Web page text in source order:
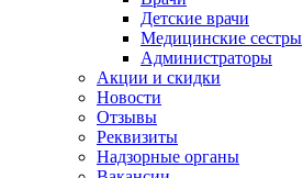
Детские врачи
Медицинские сестры
Администраторы
Акции и скидки
Новости
Отзывы
Реквизиты
Надзорные органы